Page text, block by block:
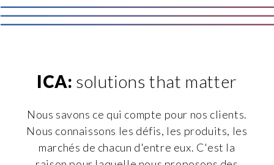
ICA: solutions that matter
Nous savons ce qui compte pour nos clients.
Nous connaissons les défis, les produits, les
marchés de chacun d'entre eux. C'est la